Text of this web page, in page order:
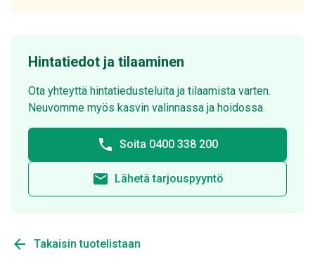
Hintatiedot ja tilaaminen
Ota yhteyttä hintatiedusteluita ja tilaamista varten.
Neuvomme myös kasvin valinnassa ja hoidossa.
phone Soita 0400 338 200
email Lähetä tarjouspyyntö
arrow_back Takaisin tuotelistaan